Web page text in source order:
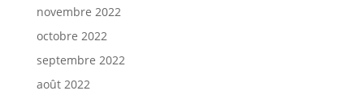
novembre 2022
octobre 2022
septembre 2022
août 2022